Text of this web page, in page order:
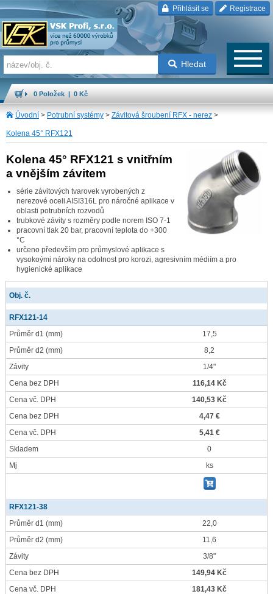
Přihlásit se Registrace
Hledat
0 Položek | 0 Kč
Úvodní > Potrubní systémy > Závitová šroubení RFX - nerez >
Kolena 45° RFX121
Kolena 45° RFX121 s vnitřním
a vnějším závitem
série závitových tvarovek vyrobených z
nerezové oceli AISI316L pro náročné aplikace v
oblasti potrubních rozvodů
trubkové závity s rozměry podle norem ISO 7-1
pracovní tlak 20 bar, pracovní teplota do +300
°C
určeno především pro průmyslové aplikace s
vysokoými nároky na odolnost pro korozi, agresivním médiím a pro
hygienické aplikace
Obj. č.
RFX121-14
Průměr d1 (mm)
17,5
Průměr d2 (mm)
8,2
Závity
1/4"
Cena bez DPH
116,14 Kč
Cena vč. DPH
140,53 Kč
Cena bez DPH
4,47 €
Cena vč. DPH
5,41 €
Skladem
0
Mj
ks
RFX121-38
Průměr d1 (mm)
22,0
Průměr d2 (mm)
11,6
Závity
3/8"
Cena bez DPH
149,94 Kč
Cena vč. DPH
181,43 Kč